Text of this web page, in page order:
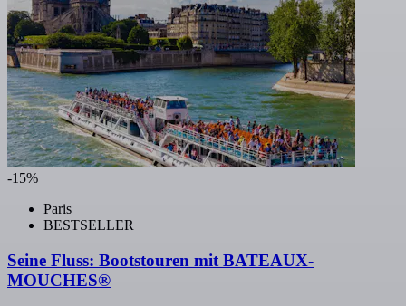
-15%
Paris
BESTSELLER
Seine Fluss: Bootstouren mit BATEAUX-
MOUCHES®